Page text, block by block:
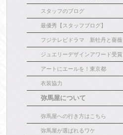
スタッフのブログ
最優秀【スタッフブログ】
フジテレビドラマ 新牡丹と薔薇
ジュエリーデザインアワード受賞
アートにエールを！東京都
衣装協力
弥馬屋について
弥馬屋への行き方はこちら
弥馬屋が選ばれるワケ